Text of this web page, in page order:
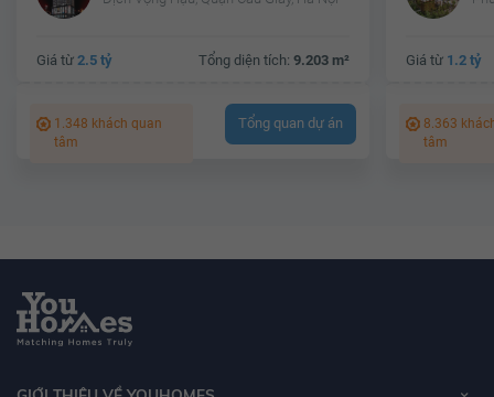
Giá từ 2.5 tỷ Tổng diện tích: 9.203 m²
1.348 khách quan
tâm
Tổng quan dự án
Giá từ 1.2 tỷ
8.363
tâm